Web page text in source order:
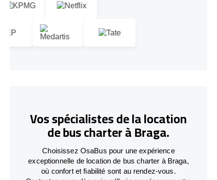
Vos spécialistes de la location
de bus charter à Braga.
Choisissez OsaBus pour une expérience
exceptionnelle de location de bus charter à Braga,
où confort et fiabilité sont au rendez-vous.